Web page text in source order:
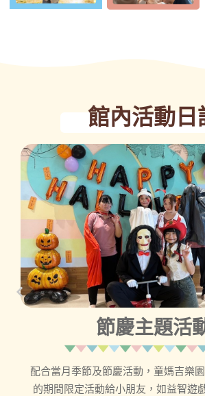
0
館內活動日
節慶主題活
配合當月季節及節慶活動，童媽吉樂
的期間限定活動給小朋友，如益智遊